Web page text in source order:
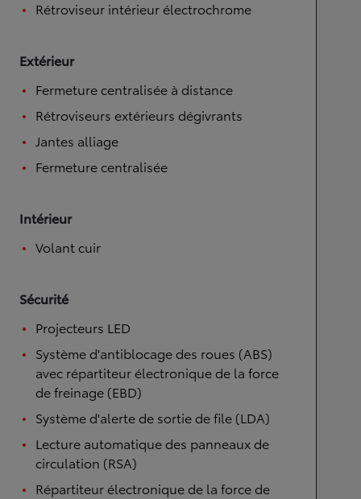
Rétroviseur intérieur électrochrome
Extérieur
Fermeture centralisée à distance
Rétroviseurs extérieurs dégivrants
Jantes alliage
Fermeture centralisée
Intérieur
Volant cuir
Sécurité
Projecteurs LED
Système d'antiblocage des roues (ABS)
avec répartiteur électronique de la force
de freinage (EBD)
Système d'alerte de sortie de file (LDA)
Lecture automatique des panneaux de
circulation (RSA)
Répartiteur électronique de la force de